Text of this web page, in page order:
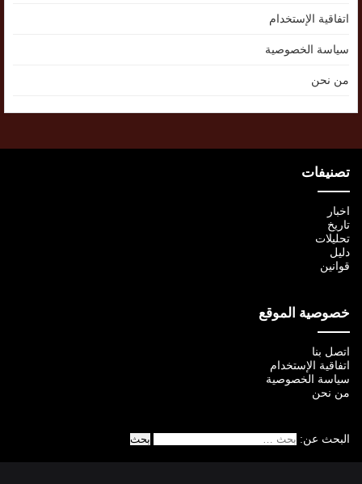
اتفاقية الإستخدام
سياسة الخصوصية
من نحن
تصنيفات
اخبار
تاريخ
تحليلات
دليل
قوانين
خصوصية الموقع
اتصل بنا
اتفاقية الإستخدام
سياسة الخصوصية
من نحن
البحث عن: